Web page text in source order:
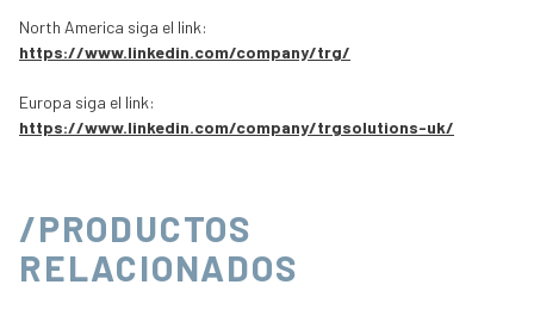
North America siga el link:
https://www.linkedin.com/company/trg/
Europa siga el link:
https://www.linkedin.com/company/trgsolutions-uk/
/PRODUCTOS
RELACIONADOS